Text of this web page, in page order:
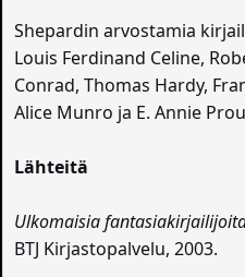
Shepardin arvostamia
Louis Ferdinand Celine,
Conrad, Thomas Hardy,
Alice Munro ja E. Annie
Lähteitä
Ulkomaisia
BTJ Kirjastopalvelu, 2003.